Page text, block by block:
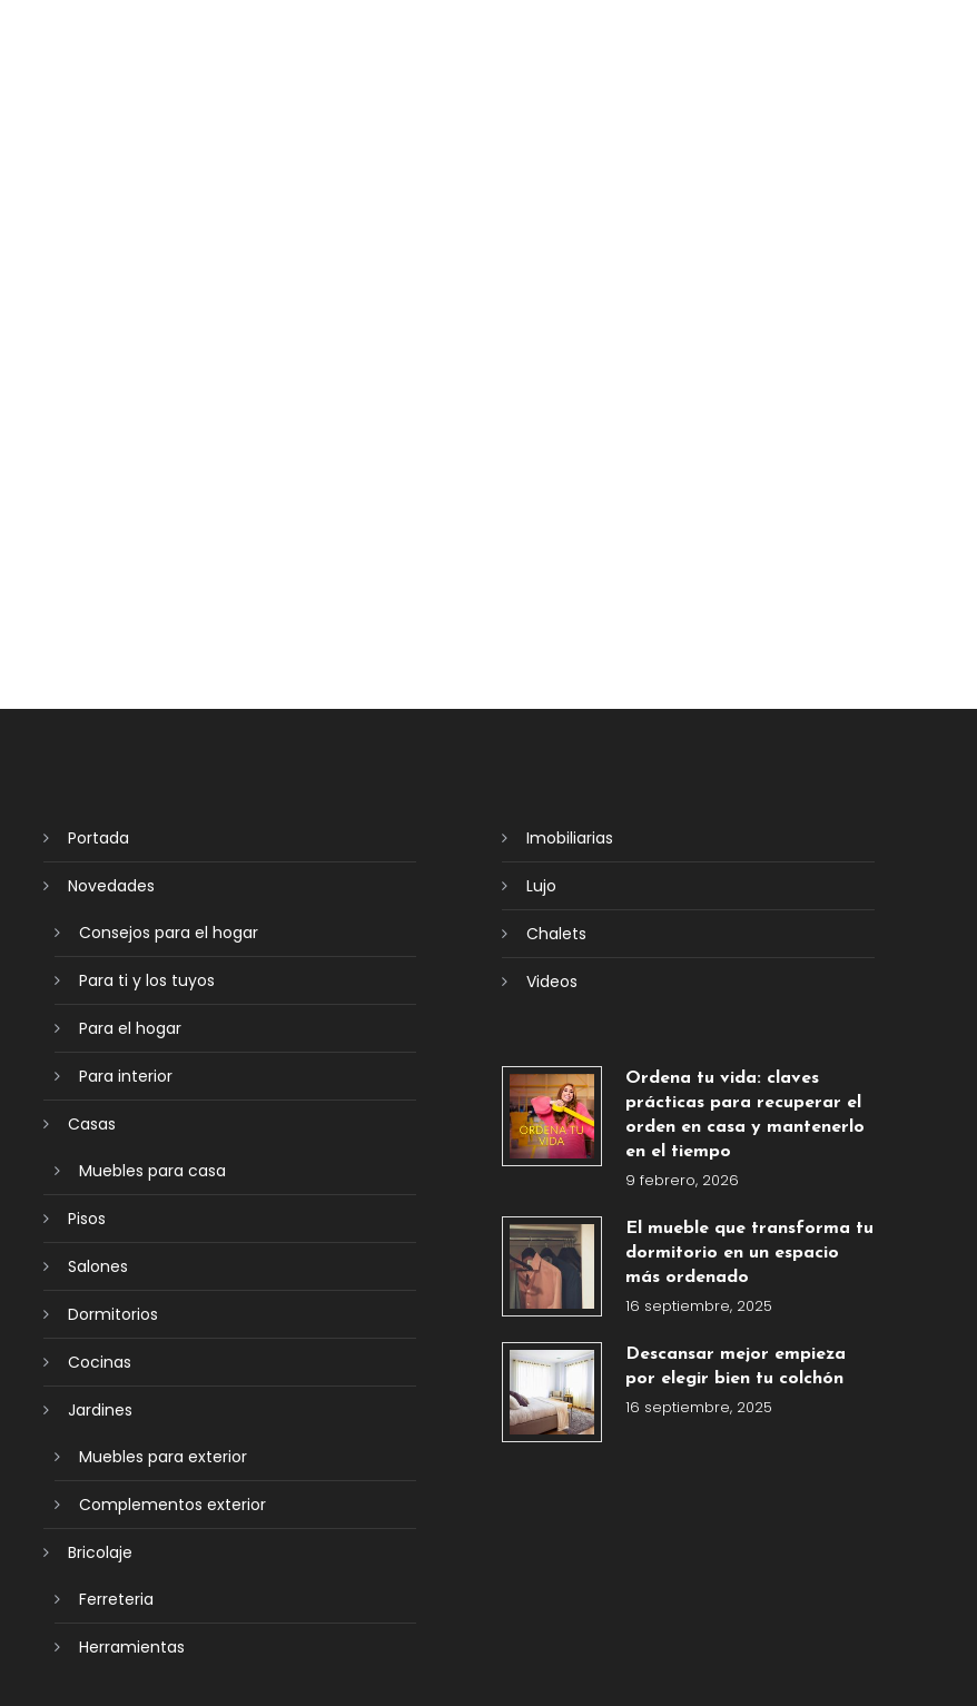
Portada
Novedades
Consejos para el hogar
Para ti y los tuyos
Para el hogar
Para interior
Casas
Muebles para casa
Pisos
Salones
Dormitorios
Cocinas
Jardines
Muebles para exterior
Complementos exterior
Bricolaje
Ferreteria
Herramientas
Imobiliarias
Lujo
Chalets
Videos
Ordena tu vida: claves
prácticas para recuperar el
orden en casa y mantenerlo
en el tiempo
9 febrero, 2026
El mueble que transforma tu
dormitorio en un espacio
más ordenado
16 septiembre, 2025
Descansar mejor empieza
por elegir bien tu colchón
16 septiembre, 2025